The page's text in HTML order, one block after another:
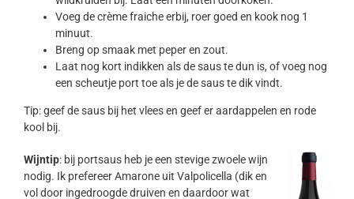
Voeg de crème fraiche erbij, roer goed en kook nog 1
minuut.
Breng op smaak met peper en zout.
Laat nog kort indikken als de saus te dun is, of voeg nog
een scheutje port toe als je de saus te dik vindt.
Tip: geef de saus bij het vlees en geef er aardappelen en rode
kool bij.
Wijntip: bij portsaus heb je een stevige zwoele wijn
nodig. Ik prefereer Amarone uit Valpolicella (dik en
vol door ingedroogde druiven en daardoor wat